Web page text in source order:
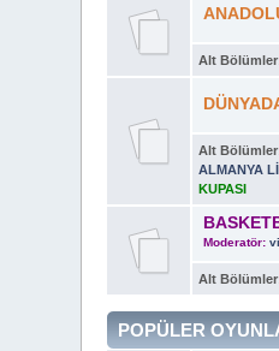
Alt Bölümler
Alt Bölümler
ALMANYA
KUPASI
Moderatör:
Alt Bölümler
POPÜLER